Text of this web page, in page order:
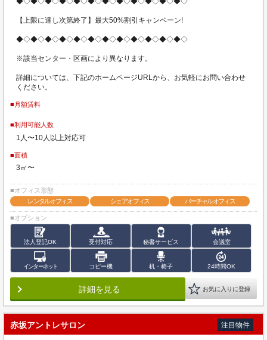
【上限に達し次第終了】最大50%割引キャンペーン!
◆◇◆◇◆◇◆◇◆◇◆◇◆◇◆◇◆◇◆◇◆◇◆◇
※該当センター・区画により異なります。
詳細については、下記のホームページURLから、お気軽にお問い合わせ
ください。
■月額賃料
■利用可能人数
1人〜10人以上対応可
■面積
3㎡〜
■オフィス形態
レンタルオフィス
シェアオフィス バーチャルオフィス
■オプション
法人登記OK 受付対応 秘書サービス 会議室
インターネット コピー機 机・椅子 24時間OK
詳細を見る お気に入りに登録
赤坂アントレサロン 注目物件